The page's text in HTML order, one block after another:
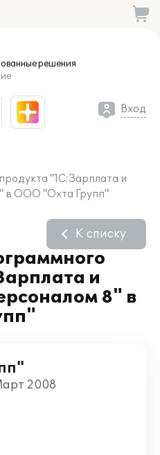
решения
Вход
"1С:Зарплата и
в ООО "Охта Групп"
и
8" в
К списку
2008